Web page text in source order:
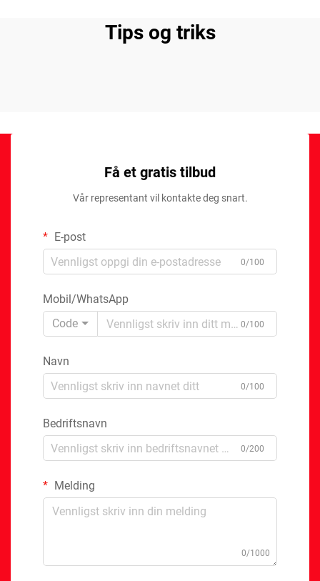
Tips og triks
Få et gratis tilbud
Vår representant vil kontakte deg snart.
E-post
0/100
Mobil/WhatsApp
Code
0/100
Navn
0/100
Bedriftsnavn
0/200
Melding
0/1000